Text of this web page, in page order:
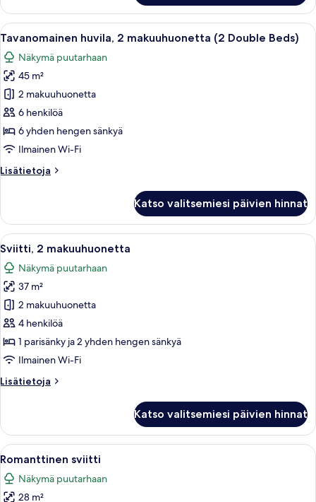
1
makuuhuone,
osittainen
Avaa
kaikki
huonetyypin
Tavanomainen
huvila,
2
makuuhuonetta
(2
Beds)
Hirsimökki, jonka perustuksena on
9
Tavanomainen huvila, 2 makuuhuonetta (2 Double Beds)
Näkymä puutarhaan
45 m²
2 makuuhuonetta
6 henkilöä
6 yhden hengen sänkyä
Ilmainen Wi-Fi
Lisätietoja
Lisätietoja
2
makuuhuonetta
(2
Beds)
Katso valitsemiesi päivien hinnat
Avaa
kaikki
huonetyypin
Sviitti,
2
makuuhuonetta
kuvat
Makuuhuone, jossa on kiviseinä,
8
Sviitti, 2 makuuhuonetta
Näkymä puutarhaan
37 m²
2 makuuhuonetta
4 henkilöä
1 parisänky ja 2 yhden hengen sänkyä
Ilmainen Wi-Fi
Lisätietoja
Lisätietoja
makuuhuonetta
Katso valitsemiesi päivien hinnat
Avaa
kaikki
huonetyypin
Tunnelmallinen huone, jossa on
7
Romanttinen sviitti
Näkymä puutarhaan
28 m²